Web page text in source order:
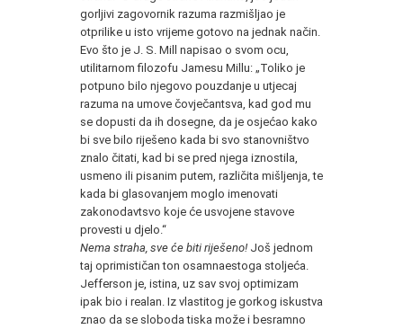
gorljivi zagovornik razuma razmišljao je
otprilike u isto vrijeme gotovo na jednak način.
Evo što je J. S. Mill napisao o svom ocu,
utilitarnom filozofu Jamesu Millu: „Toliko je
potpuno bilo njegovo pouzdanje u utjecaj
razuma na umove čovječantsva, kad god mu
se dopusti da ih dosegne, da je osjećao kako
bi sve bilo riješeno kada bi svo stanovništvo
znalo čitati, kad bi se pred njega iznostila,
usmeno ili pisanim putem, različita mišljenja, te
kada bi glasovanjem moglo imenovati
zakonodavtsvo koje će usvojene stavove
provesti u djelo.“
Nema straha, sve će biti riješeno! Još jednom
taj oprimističan ton osamnaestoga stoljeća.
Jefferson je, istina, uz sav svoj optimizam
ipak bio i realan. Iz vlastitog je gorkog iskustva
znao da se sloboda tiska može i besramno